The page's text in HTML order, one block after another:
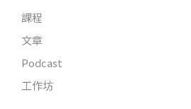
課程
文章
Podcast
工作坊